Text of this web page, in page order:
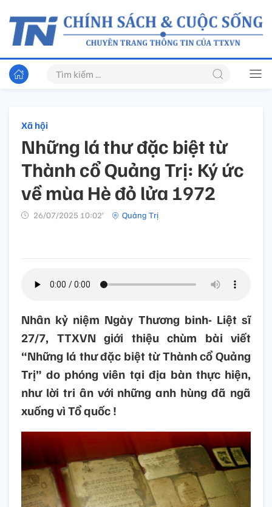
Xã hội
Những lá thư đặc biệt từ
Thành cổ Quảng Trị: Ký ức
về mùa Hè đỏ lửa 1972
26/07/2025 10:02’ Quảng Trị
Nhân kỷ niệm Ngày Thương binh- Liệt sĩ
27/7, TTXVN giới thiệu chùm bài viết
“Những lá thư đặc biệt từ Thành cổ Quảng
Trị” do phóng viên tại địa bàn thực hiện,
như lời tri ân với những anh hùng đã ngã
xuống vì Tổ quốc !